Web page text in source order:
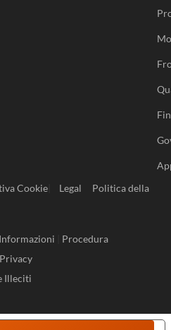
Cookie Legal
Politica della
Procedura
Illeciti